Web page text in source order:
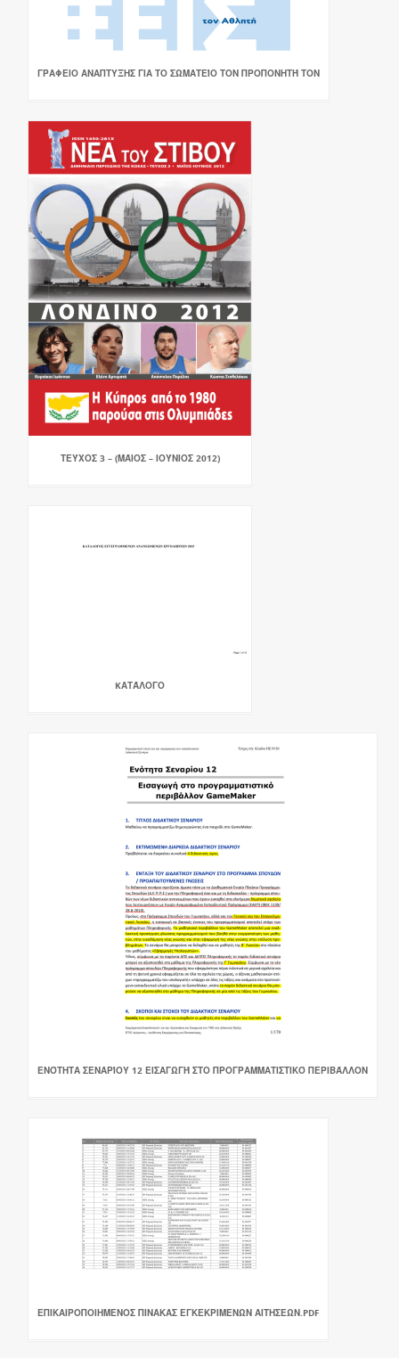
ΓΡΑΦΕΙΟ ΑΝΑΠΤΥΞΗΣ ΓΙΑ ΤΟ ΣΩΜΑΤΕΊΟ ΤΟΝ ΠΡΟΠΟΝΗΤΉ ΤΟΝ
ΤΕΎΧΟΣ 3 – (ΜΆΙΟΣ – ΙΟΎΝΙΟΣ 2012)
KΑΤΆΛΟΓΟ
ΕΝΌΤΗΤΑ ΣΕΝΑΡΊΟΥ 12 ΕΙΣΑΓΩΓΉ ΣΤΟ ΠΡΟΓΡΑΜΜΑΤΙΣΤΙΚΌ ΠΕΡΙΒΆΛΛΟΝ
ΕΠΙΚΑΙΡΟΠΟΙΗΜΕΝΟΣ ΠΙΝΑΚΑΣ ΕΓΚΕΚΡΙΜΕΝΩΝ ΑΙΤΗΣΕΩΝ.PDF